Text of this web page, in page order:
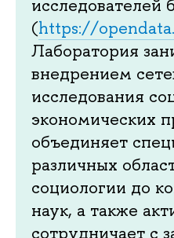
исследователей
(https://
Лаборатория
внедрением
исследования
экономических
объединяет
различных
социологии до
наук, а также
сотрудничает с